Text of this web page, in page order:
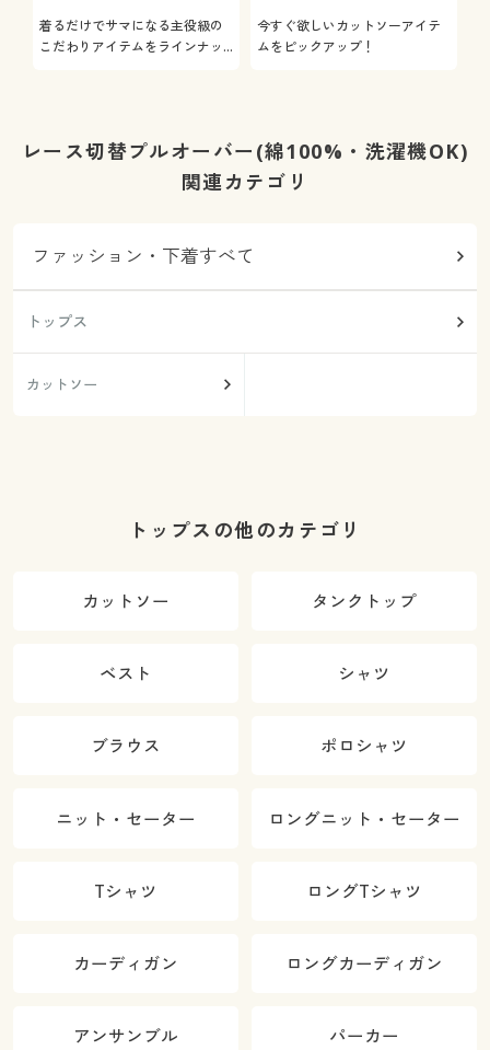
着るだけでサマになる主役級の
こだわりアイテムをラインナッ
今すぐ欲しいカットソーアイテ
ムをピックアップ！
レース切替プルオーバー(綿100%・洗濯機OK)
関連カテゴリ
ファッション・下着すべて
トップス
カットソー
トップスの他のカテゴリ
カットソー タンクトップ
ベスト シャツ
ブラウス ポロシャツ
ニット・セーター ロングニット・セーター
Tシャツ ロングTシャツ
カーディガン ロングカーディガン
アンサンブル パーカー